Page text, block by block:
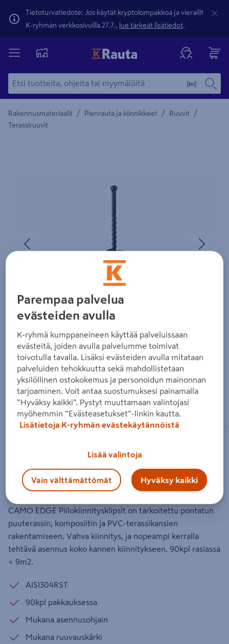
Tietoturvatiedote: Jos käytät kryptolompakkoa ja vierailit
K-ryhmän verkkosivuilla 27.7., lue tärkeät lisätiedot.
Rakennusmateriaalit / Pienrauta ja kiinnikkeet / Ruuvit /
Terassiruuvit
Yksityiskohtainen kuvaus löytyy Tuotteen kuvaus -
Zoomaa kuvaa sormilla kosketusnäytöllä
Tuotenumero:502574477 EAN-koodi : 42928181577
CAMO EDGE Piilokiinnitysklipsit on tarkoitettu pontatun
puuterassin, komposiitin ja PVC-terassikansien
rakentamiseen. Vahva kiinnitys, ja nopeampi kerralla
tehtävä asennus koko kannen kiinnitykseen. 90kpl rasiassa
= 9m2.
AISI304RST
90kpl pakkauksessa
Mukana asennusohjain
Mukana ruuvauskärki
Parempaa palvelua
evästeiden avulla
K-ryhmä kumppaneineen käyttää palveluissaan
evästeitä, joiden avulla palvelumme toimivat
toivotulla tavalla. Lisäksi evästeiden avulla mitataan
palveluiden tehokkuutta sekä mahdollistetaan
yksilöllinen ostokokemus ja personoidun mainonnan
tarjoaminen. Voit antaa suostumuksesi painamalla
”Hyväksy kaikki”. Pystyt muuttamaan valintojasi
myöhemmin ”Evästeasetukset”-linkin kautta.
Lisätietoja K-ryhmän evästekäytännöistä
Lisää valintoja
Vain välttämättömät Hyväksy kaikki